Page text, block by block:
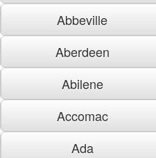
Abbeville
Aberdeen
Abilene
Accomac
Ada